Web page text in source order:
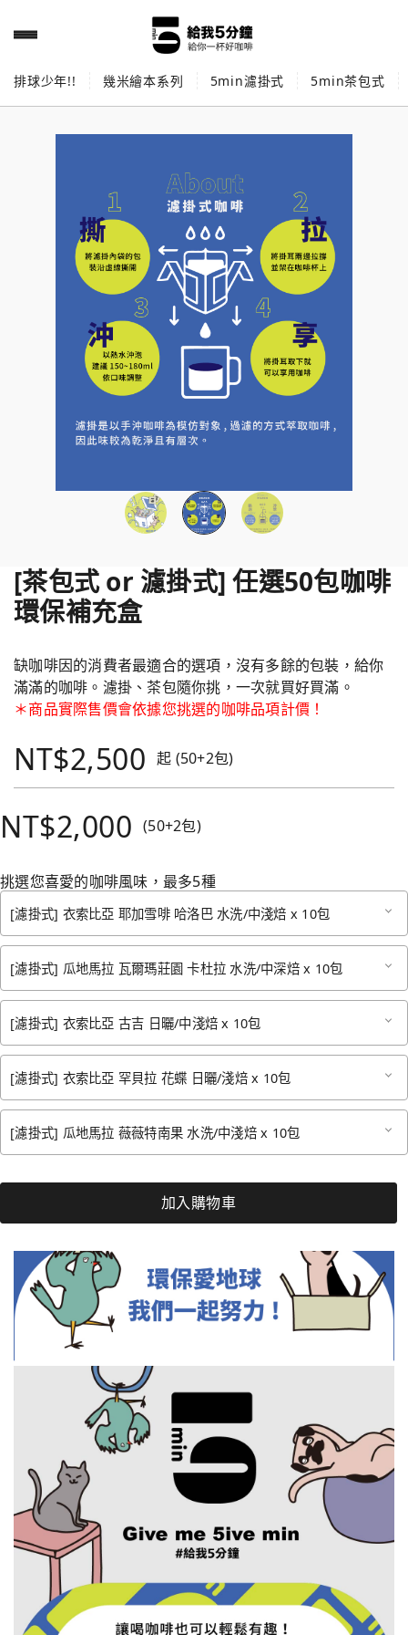
排球少年!! 幾米繪本系列 5min濾掛式 5min茶包式
[茶包式 or 濾掛式] 任選50包咖啡
環保補充盒
缺咖啡因的消費者最適合的選項，沒有多餘的包裝，給你
滿滿的咖啡。濾掛、茶包隨你挑，一次就買好買滿。
＊商品實際售價會依據您挑選的咖啡品項計價！
NT$2,500 起 (50+2包)
NT$2,000 (50+2包)
挑選您喜愛的咖啡風味，最多5種
[濾掛式] 衣索比亞 耶加雪啡 哈洛巴 水洗/中淺焙 x 10包
[濾掛式] 瓜地馬拉 瓦爾瑪莊園 卡杜拉 水洗/中深焙 x 10包
[濾掛式] 衣索比亞 古吉 日曬/中淺焙 x 10包
[濾掛式] 衣索比亞 罕貝拉 花蝶 日曬/淺焙 x 10包
[濾掛式] 瓜地馬拉 薇薇特南果 水洗/中淺焙 x 10包
加入購物車